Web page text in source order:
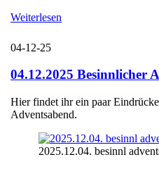
Weiterlesen
04-12-25
04.12.2025 Besinnlicher
Hier findet ihr ein paar
Adventsabend.
2025.12.04. besinnl